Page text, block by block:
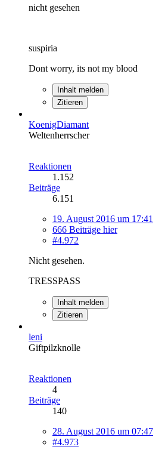
nicht gesehen
suspiria
Dont worry, its not my blood
Inhalt melden
Zitieren
KoenigDiamant
Weltenherrscher
Reaktionen
1.152
Beiträge
6.151
19. August 2016 um 17:41
666 Beiträge hier
#4.972
Nicht gesehen.
TRESSPASS
Inhalt melden
Zitieren
leni
Giftpilzknolle
Reaktionen
4
Beiträge
140
28. August 2016 um 07:47
#4.973